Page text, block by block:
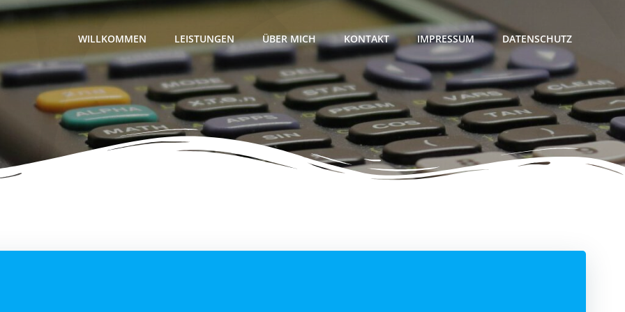
WILLKOMMEN LEISTUNGEN ÜBER MICH KONTAKT IMPRESSUM DATENSCHUTZ